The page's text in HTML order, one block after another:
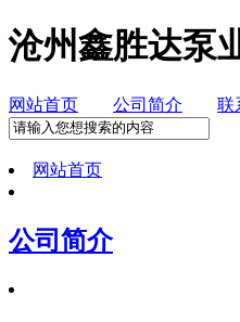
沧州鑫胜达泵
网站首页 公司简介 联
网站首页
公司简介